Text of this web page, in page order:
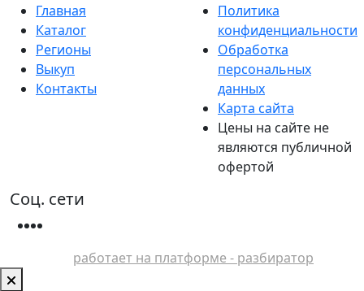
Главная
Каталог
Регионы
Выкуп
Контакты
Политика
конфиденциальности
Обработка
персональных
данных
Карта сайта
Цены на сайте не
являются публичной
офертой
Соц. сети
работает на платформе - разбиратор